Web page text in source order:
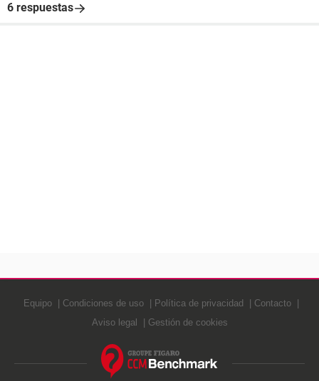
6 respuestas
Equipo Condiciones de uso Política de privacidad
Contacto
Aviso legal
Gestión de cookies